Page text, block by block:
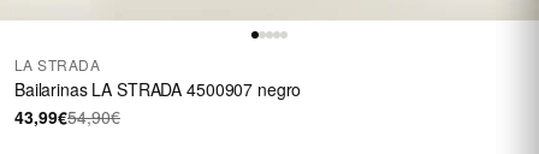
LA STRADA
Bailarinas LA STRADA 4500907 negro
43,99€54,90€